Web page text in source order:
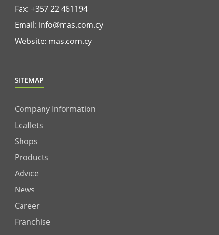
Fax: +357 22 461194
Email: info@mas.com.cy
Website: mas.com.cy
SITEMAP
Company Information
Leaflets
Shops
Products
Advice
News
Career
Franchise